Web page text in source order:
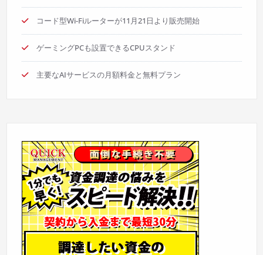
コード型Wi-Fiルーターが11月21日より販売開始
ゲーミングPCも設置できるCPUスタンド
主要なAIサービスの月額料金と無料プラン